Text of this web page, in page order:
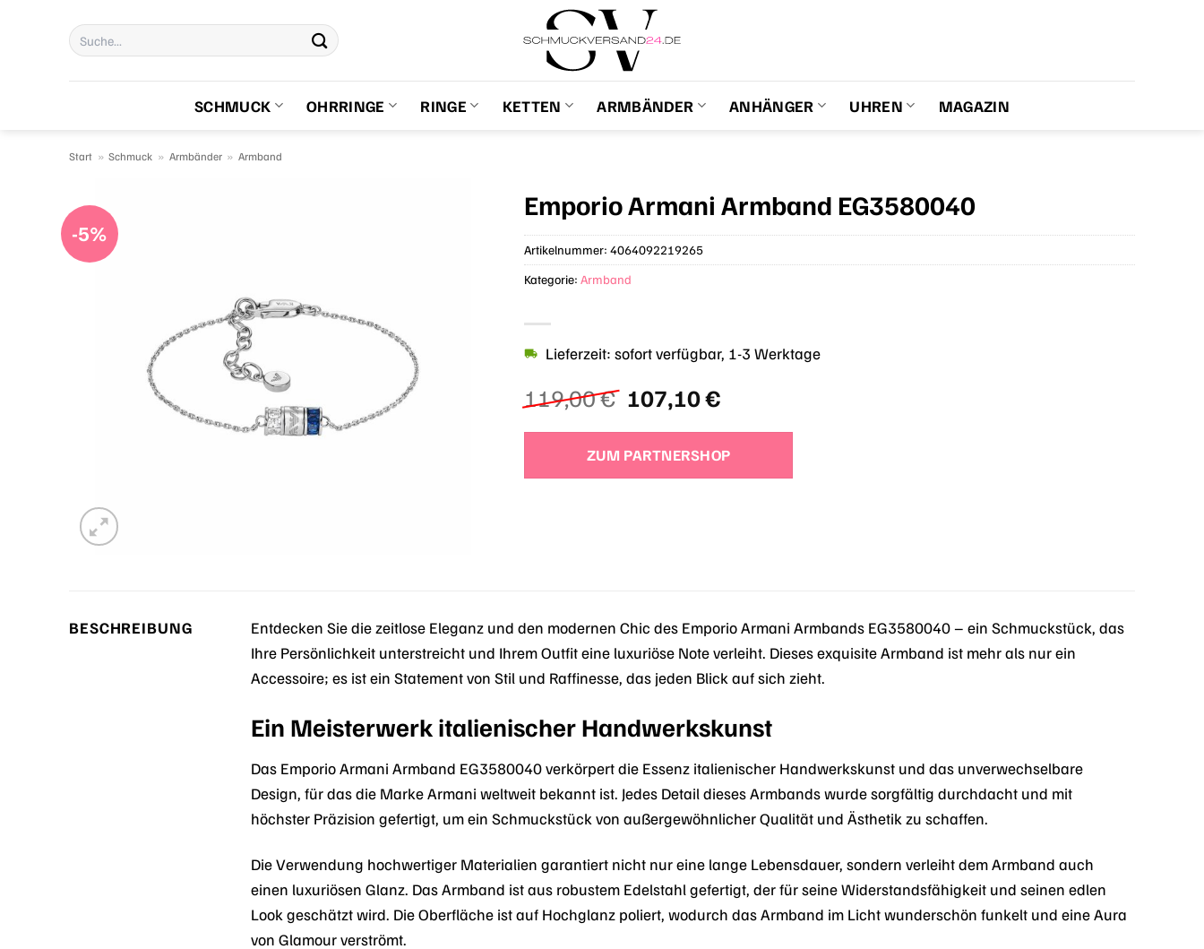
Suchen
nach:
SCHMUCK OHRRINGE RINGE KETTEN ARMBÄNDER ANHÄNGER UHREN MAGAZIN
Start » Schmuck » Armbänder » Armband
-5%
Emporio Armani Armband EG3580040
119,00€ Ursprünglicher
Preis
war:
119,00 €
107,10€Aktueller
ist:
107,10 €.
Lieferzeit: sofort verfügbar, 1-3 Werktage
ZUM PARTNERSHOP
Artikelnummer:4064092219265
Kategorie:Armband
BESCHREIBUNG
Entdecken Sie die zeitlose Eleganz und den modernen Chic des Emporio Armani Armbands EG3580040 – ein Schmuckstück, das
Ihre Persönlichkeit unterstreicht und Ihrem Outfit eine luxuriöse Note verleiht. Dieses exquisite Armband ist mehr als nur ein
Accessoire; es ist ein Statement von Stil und Raffinesse, das jeden Blick auf sich zieht.
Ein Meisterwerk italienischer Handwerkskunst
Das Emporio Armani Armband EG3580040 verkörpert die Essenz italienischer Handwerkskunst und das unverwechselbare
Design, für das die Marke Armani weltweit bekannt ist. Jedes Detail dieses Armbands wurde sorgfältig durchdacht und mit
höchster Präzision gefertigt, um ein Schmuckstück von außergewöhnlicher Qualität und Ästhetik zu schaffen.
Die Verwendung hochwertiger Materialien garantiert nicht nur eine lange Lebensdauer, sondern verleiht dem Armband auch
einen luxuriösen Glanz. Das Armband ist aus robustem Edelstahl gefertigt, der für seine Widerstandsfähigkeit und seinen edlen
Look geschätzt wird. Die Oberfläche ist auf Hochglanz poliert, wodurch das Armband im Licht wunderschön funkelt und eine Aura
von Glamour verströmt.